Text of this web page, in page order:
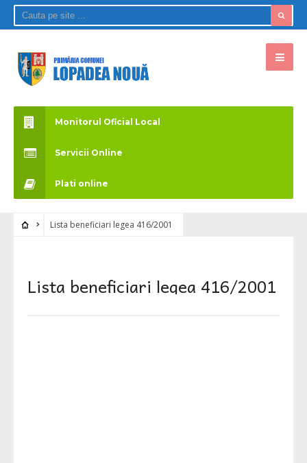
Monitorul Oficial Local
Servicii Online
Plati online
Lista beneficiari legea 416/2001
Lista beneficiari legea 416/2001